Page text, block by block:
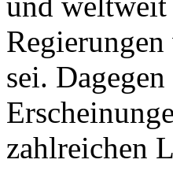
sei.
zahlreichen